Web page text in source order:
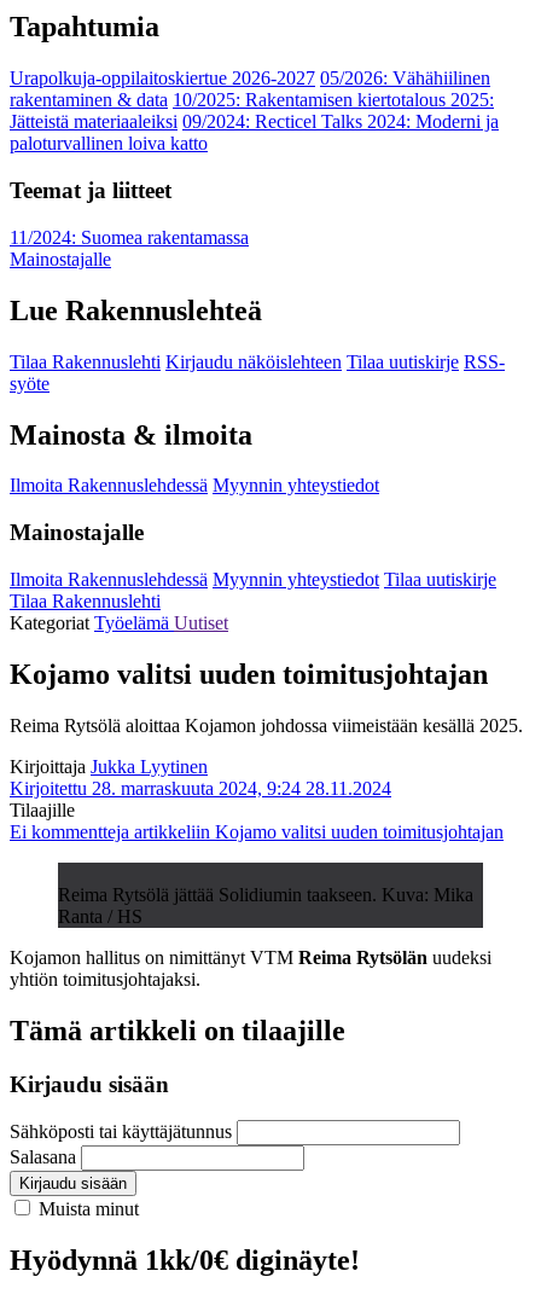
Tapahtumia
Urapolkuja-oppilaitoskiertue 2026-2027 05/2026: Vähähiilinen
rakentaminen & data 10/2025: Rakentamisen kiertotalous 2025:
Jätteistä materiaaleiksi 09/2024: Recticel Talks 2024: Moderni ja
paloturvallinen loiva katto
Teemat ja liitteet
11/2024: Suomea rakentamassa
Mainostajalle
Lue Rakennuslehteä
Tilaa Rakennuslehti Kirjaudu näköislehteen Tilaa uutiskirje RSS-
syöte
Mainosta & ilmoita
Ilmoita Rakennuslehdessä Myynnin yhteystiedot
Mainostajalle
Ilmoita Rakennuslehdessä Myynnin yhteystiedot Tilaa uutiskirje
Tilaa Rakennuslehti
Kategoriat Työelämä Uutiset
Kojamo valitsi uuden toimitusjohtajan
Reima Rytsölä aloittaa Kojamon johdossa viimeistään kesällä 2025.
Kirjoittaja Jukka Lyytinen
Kirjoitettu 28. marraskuuta 2024, 9:24 28.11.2024
Tilaajille
Ei kommentteja artikkeliin Kojamo valitsi uuden toimitusjohtajan
Reima Rytsölä jättää Solidiumin taakseen. Kuva: Mika
Ranta / HS
Kojamon hallitus on nimittänyt VTM Reima Rytsölän uudeksi
yhtiön toimitusjohtajaksi.
Tämä artikkeli on tilaajille
Kirjaudu sisään
Sähköposti tai käyttäjätunnus
Salasana
Kirjaudu sisään
Muista minut
Hyödynnä 1kk/0€ diginäyte!